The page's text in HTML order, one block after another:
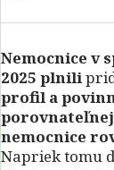
Nemocnice v
2025 plnili
profil a
nemocnice
Napriek tomu